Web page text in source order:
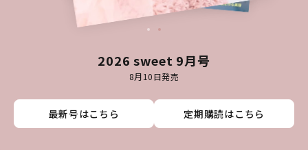
2026 sweet 9月号
8月10日発売
最新号はこちら 定期購読はこちら
最新号はこちら 定期購読はこちら
最新号はこちら 定期購読はこちら
最新号はこちら 定期購読はこちら